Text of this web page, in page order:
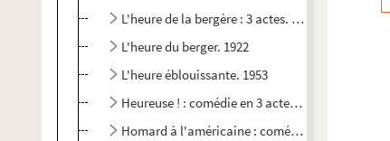
L'heure de la bergère : 3 actes. 1908
L'heure du berger. 1922
L'heure éblouissante. 1953
Heureuse ! : comédie en 3 actes. 1903
Homard à l'américaine : comédie en 3 actes. 1947